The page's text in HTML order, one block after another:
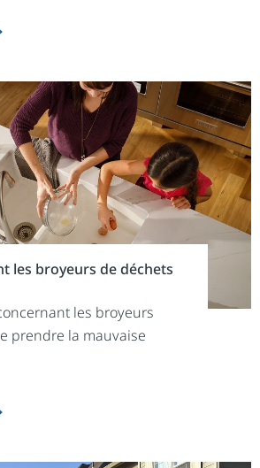
les broyeurs de déchets
les broyeurs
prendre la mauvaise